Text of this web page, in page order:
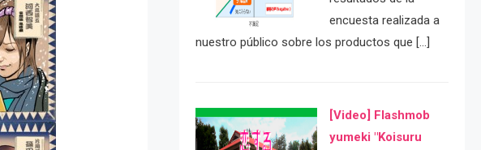
encuesta realizada a
nuestro público sobre los productos que […]
[Video] Flashmob
yumeki "Koisuru